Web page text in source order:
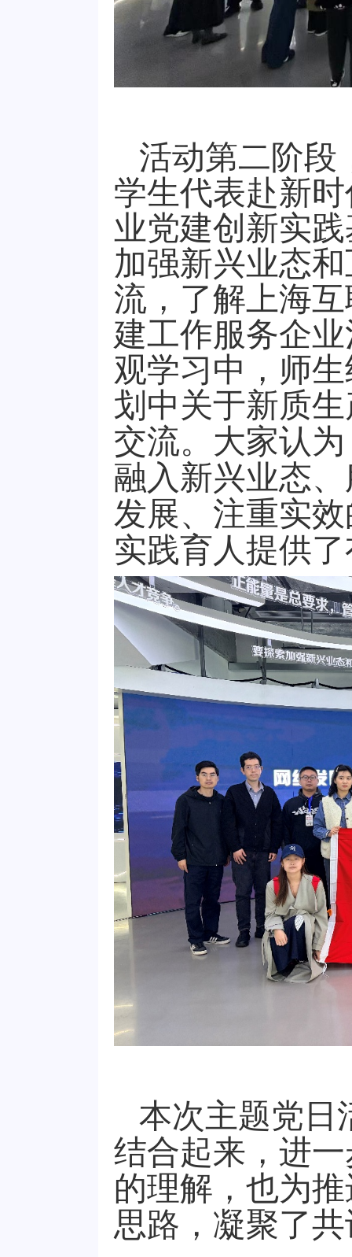
活动第二阶段
学生代表赴新
业党建创新实
加强新兴业态
流，了解上海
建工作服务企
观学习中，师
划中关于新质
交流。 大家认
融入新兴业态
发展、注重实
实践育人提供
本次主题党日
结合起来，进
的理解，也为
思路，凝聚了